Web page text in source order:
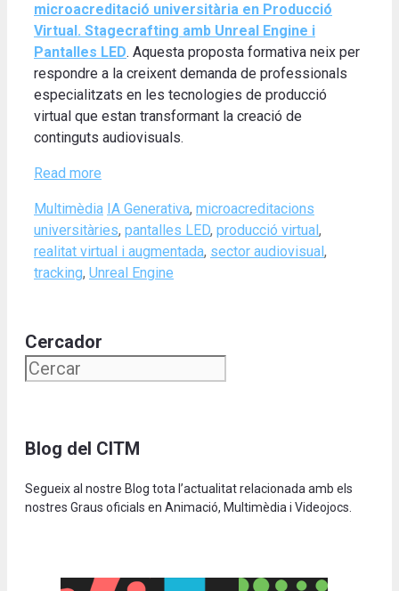
microacreditació universitària en Producció
Virtual. Stagecrafting amb Unreal Engine i
Pantalles LED. Aquesta proposta formativa neix per
respondre a la creixent demanda de professionals
especialitzats en les tecnologies de producció
virtual que estan transformant la creació de
continguts audiovisuals.
Read more
Categories
Multimèdia Tags
IA Generativa, microacreditacions
universitàries, pantalles LED, producció virtual ,
realitat virtual i augmentada, sector audiovisual ,
tracking, Unreal Engine
Cercador
Blog del CITM
Segueix al nostre Blog tota l’actualitat relacionada amb els
nostres Graus oficials en Animació, Multimèdia i Videojocs.